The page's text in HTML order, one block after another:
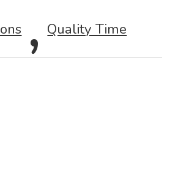
, Quality Time